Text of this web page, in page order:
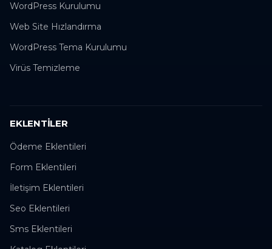
WordPress Kurulumu
Web Site Hızlandırma
WordPress Tema Kurulumu
Virüs Temizleme
EKLENTILER
Ödeme Eklentileri
Form Eklentileri
İletişim Eklentileri
Seo Eklentileri
Sms Eklentileri